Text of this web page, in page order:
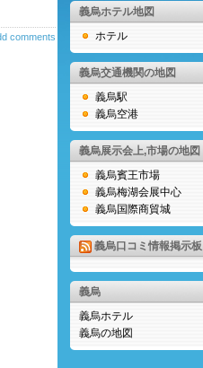
comments
義烏ホテル地図
ホテル
義烏交通機関の地図
義烏駅
義烏空港
義烏展示会上,市場の地図
義烏賓王市場
義烏梅湖会展中心
義烏国際商貿城
義烏口コミ情報掲示板
義烏
義烏ホテル
義烏の地図